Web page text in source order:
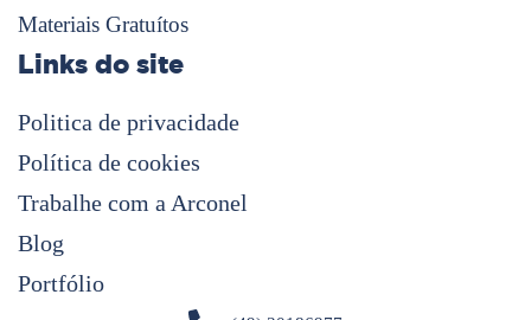
Materiais Gratuítos
Links do site
Politica de privacidade
Política de cookies
Trabalhe com a Arconel
Blog
Portfólio